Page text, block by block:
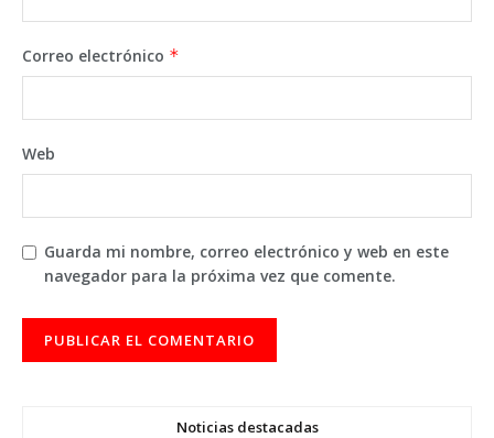
Correo electrónico *
Web
Guarda mi nombre, correo electrónico y web en este
navegador para la próxima vez que comente.
Noticias destacadas